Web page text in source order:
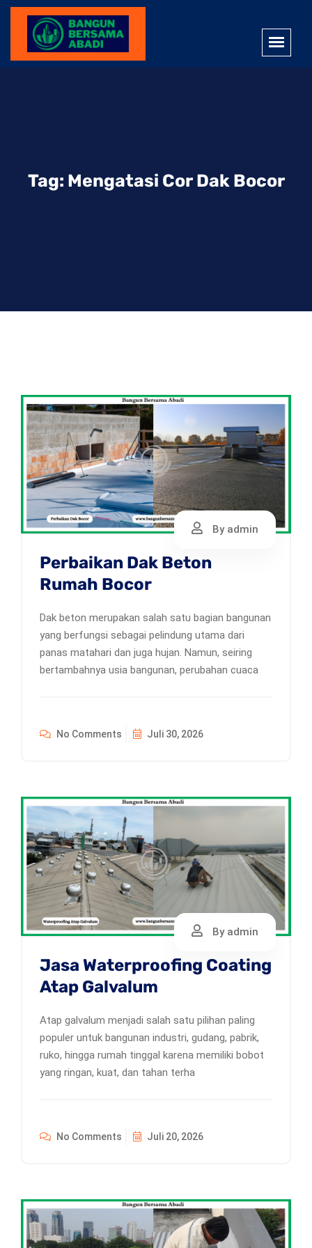
Tag: Mengatasi Cor Dak Bocor
By admin
Perbaikan Dak Beton
Rumah Bocor
Dak beton merupakan salah satu bagian bangunan
yang berfungsi sebagai pelindung utama dari
panas matahari dan juga hujan. Namun, seiring
bertambahnya usia bangunan, perubahan cuaca
No Comments Juli 30, 2026
By admin
Jasa Waterproofing Coating
Atap Galvalum
Atap galvalum menjadi salah satu pilihan paling
populer untuk bangunan industri, gudang, pabrik,
ruko, hingga rumah tinggal karena memiliki bobot
yang ringan, kuat, dan tahan terha
No Comments Juli 20, 2026